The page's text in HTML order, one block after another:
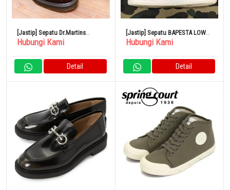
[Jastip] Sepatu Dr.Martins
ADRIAN SNAFFLE Cherry Red
Hubungi Kami
Detail
[Jastip] Sepatu BAPESTA LOW
Green Snake 25.5CM
Hubungi Kami
Detail